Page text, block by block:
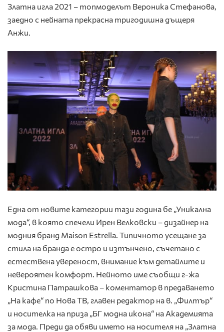
Златна игла 2021 – топмоделът Вероника Стефанова,
заедно с нейната прекрасна тригодишна дъщеря
Анжи.
Една от новите категории тази година бе „Уникална
мода“, в която спечели Ирен Велковски – дизайнер на
модния бранд Maison Estrella. Типичното усещане за
стила на бранда е остро и изтънчено, съчетано с
естествена увереност, внимание към детайлите и
невероятен комфорт. Нейното име съобщи г-жа
Кристина Патрашкова – коментатор в предаването
„На кафе“ по Нова ТВ, главен редактор на в. „Филтър“
и носителка на приза „БГ модна икона“ на Академията
за мода. Преди да обяви името на носителя на „Златна